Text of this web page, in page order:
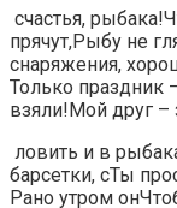
счастья,​
прячут,​Рыбу не
снаряжения,
Только праздник
взяли!​​Мой друг
ловить и в​
барсетки, с​Ты
Рано утром